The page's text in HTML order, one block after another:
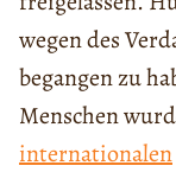
wegen des
begangen zu
Menschen
internationalen